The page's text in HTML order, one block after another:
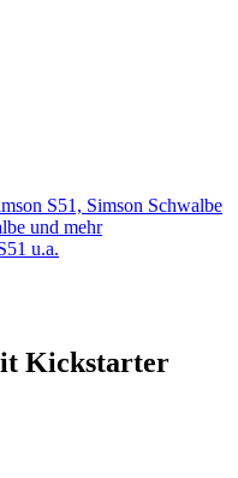
S51, Simson Schwalbe
und mehr
u.a.
Kickstarter